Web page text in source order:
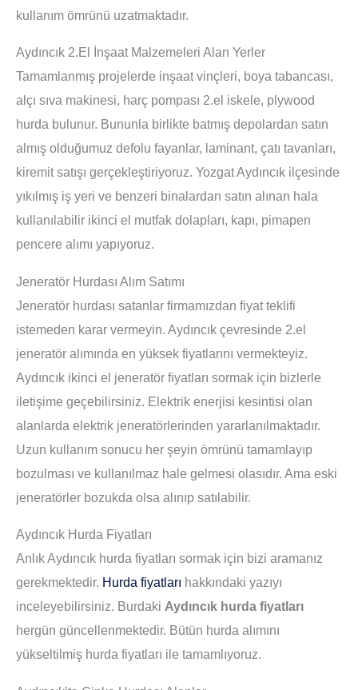
kullanım ömrünü uzatmaktadır.
Aydıncık 2.El İnşaat Malzemeleri Alan Yerler
Tamamlanmış projelerde inşaat vinçleri, boya tabancası,
alçı sıva makinesi, harç pompası 2.el iskele, plywood
hurda bulunur. Bununla birlikte batmış depolardan satın
almış olduğumuz defolu fayanlar, laminant, çatı tavanları,
kiremit satışı gerçekleştiriyoruz. Yozgat Aydıncık ilçesinde
yıkılmış iş yeri ve benzeri binalardan satın alınan hala
kullanılabilir ikinci el mutfak dolapları, kapı, pimapen
pencere alımı yapıyoruz.
Jeneratör Hurdası Alım Satımı
Jeneratör hurdası satanlar firmamızdan fiyat teklifi
istemeden karar vermeyin. Aydıncık çevresinde 2.el
jeneratör alımında en yüksek fiyatlarını vermekteyiz.
Aydıncık ikinci el jeneratör fiyatları sormak için bizlerle
iletişime geçebilirsiniz. Elektrik enerjisi kesintisi olan
alanlarda elektrik jeneratörlerinden yararlanılmaktadır.
Uzun kullanım sonucu her şeyin ömrünü tamamlayıp
bozulması ve kullanılmaz hale gelmesi olasıdır. Ama eski
jeneratörler bozukda olsa alınıp satılabilir.
Aydıncık Hurda Fiyatları
Anlık Aydıncık hurda fiyatları sormak için bizi aramanız
gerekmektedir. Hurda fiyatları hakkındaki yazıyı
inceleyebilirsiniz. Burdaki Aydıncık hurda fiyatları
hergün güncellenmektedir. Bütün hurda alımını
yükseltilmiş hurda fiyatları ile tamamlıyoruz.